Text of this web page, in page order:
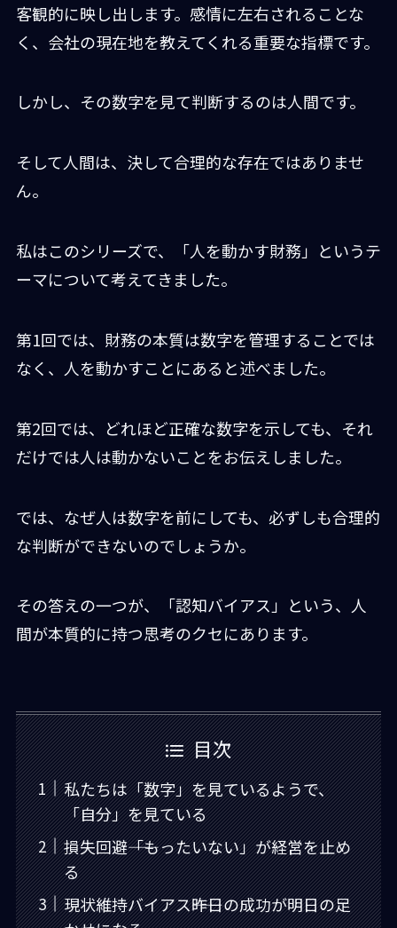
客観的に映し出します。感情に左右されることな
く、会社の現在地を教えてくれる重要な指標です。
しかし、その数字を見て判断するのは人間です。
そして人間は、決して合理的な存在ではありませ
ん。
私はこのシリーズで、「人を動かす財務」というテ
ーマについて考えてきました。
第1回では、財務の本質は数字を管理することでは
なく、人を動かすことにあると述べました。
第2回では、どれほど正確な数字を示しても、それ
だけでは人は動かないことをお伝えしました。
では、なぜ人は数字を前にしても、必ずしも合理的
な判断ができないのでしょうか。
その答えの一つが、「認知バイアス」という、人
間が本質的に持つ思考のクセにあります。
目次
私たちは「数字」を見ているようで、
「自分」を見ている
損失回避――「もったいない」が経営を止め
る
現状維持バイアス――昨日の成功が明日の足